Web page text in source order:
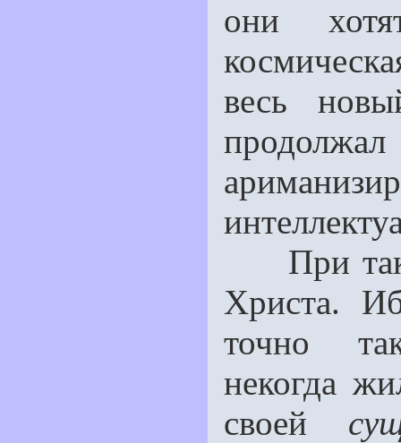
они
весь
При
Христа.
точно
некогда
своей